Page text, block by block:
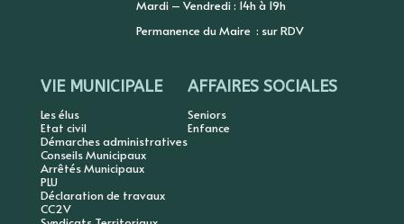
Mardi – Vendredi : 14h à 19h
Permanence du Maire : sur RDV
VIE MUNICIPALE
Les élus
Etat civil
Démarches administratives
Conseils Municipaux
Arrêtés Municipaux
PLU
Déclaration de travaux
CC2V
AFFAIRES SOCIALES
Seniors
Enfance